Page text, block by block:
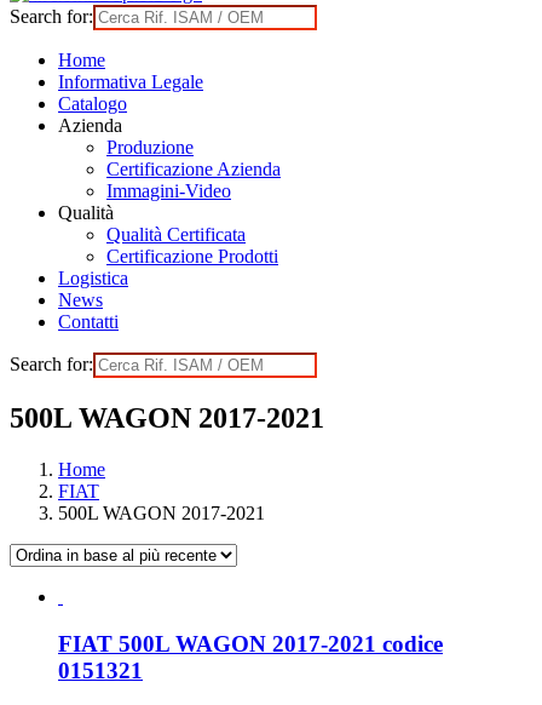
Search for:
Home
Informativa Legale
Catalogo
Azienda
Produzione
Certificazione Azienda
Immagini-Video
Qualità
Qualità Certificata
Certificazione Prodotti
Logistica
News
Contatti
Search for:
500L WAGON 2017-2021
Home
FIAT
500L WAGON 2017-2021
FIAT 500L WAGON 2017-2021 codice
0151321